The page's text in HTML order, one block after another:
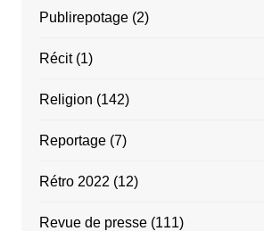
Publirepotage(2)
Récit(1)
Religion (142)
Reportage(7)
Rétro 2022 (12)
Revue de presse(111)